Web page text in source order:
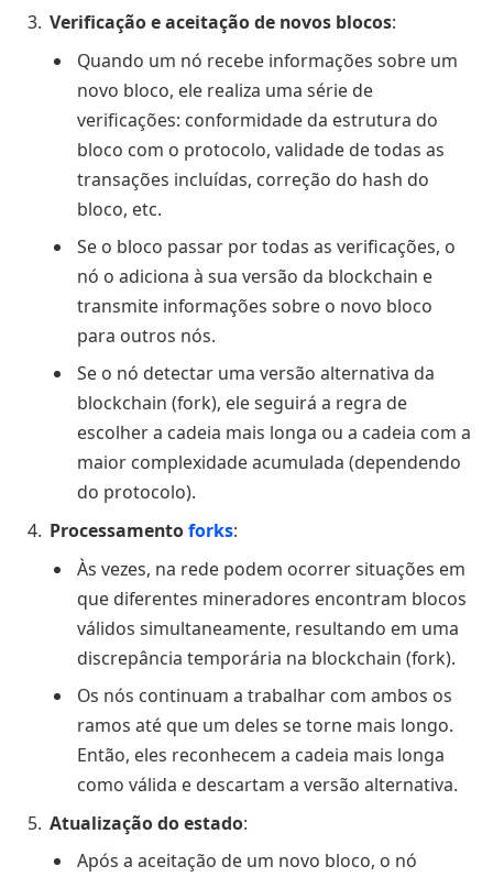
Verificação e aceitação de novos blocos:
Quando um nó recebe informações sobre um
novo bloco, ele realiza uma série de
verificações: conformidade da estrutura do
bloco com o protocolo, validade de todas as
transações incluídas, correção do hash do
bloco, etc.
Se o bloco passar por todas as verificações, o
nó o adiciona à sua versão da blockchain e
transmite informações sobre o novo bloco
para outros nós.
Se o nó detectar uma versão alternativa da
blockchain (fork), ele seguirá a regra de
escolher a cadeia mais longa ou a cadeia com a
maior complexidade acumulada (dependendo
do protocolo).
Processamentoforks:
Às vezes, na rede podem ocorrer situações em
que diferentes mineradores encontram blocos
válidos simultaneamente, resultando em uma
discrepância temporária na blockchain (fork).
Os nós continuam a trabalhar com ambos os
ramos até que um deles se torne mais longo.
Então, eles reconhecem a cadeia mais longa
como válida e descartam a versão alternativa.
Atualização do estado:
Após a aceitação de um novo bloco, o nó